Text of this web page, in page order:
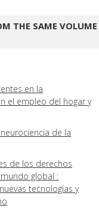
THE SAME
en la
el empleo del hogar y
de la
de los derechos
global :
tecnologías y